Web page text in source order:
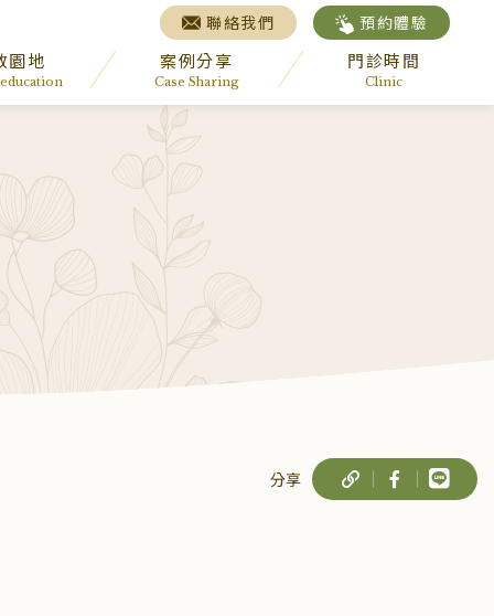
聯絡我們 預約體驗
園地 案例分享
Case Sharing
門診時間
Clinic
分享